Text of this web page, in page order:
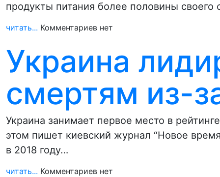
продукты питания более половины
читать... Комментариев нет
Украина
смертям из-
Украина занимает первое место в
этом пишет киевский журнал “Новое
в 2018 году…
читать... Комментариев нет